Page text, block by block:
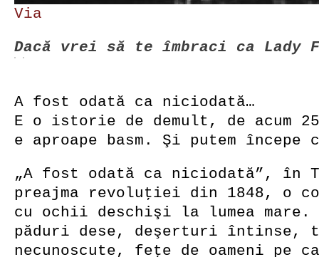
Via
Dacă vrei să te îmbraci ca Lady
A fost odată ca niciodată…
E o istorie de demult, de acum
e aproape basm. Şi putem începe
„A fost odată ca niciodată”, în
preajma revoluţiei din 1848, o
cu ochii deschişi la lumea
păduri dese, deşerturi întinse,
necunoscute, feţe de oameni pe